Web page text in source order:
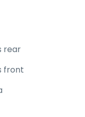
rear
front